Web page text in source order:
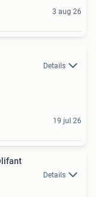
3 aug 26
Details
19 jul 26
Details